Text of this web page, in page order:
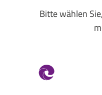
Bitte wählen
